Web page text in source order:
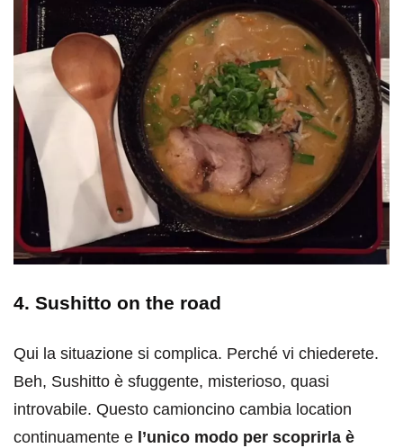
4. Sushitto on the road
Qui la situazione si complica. Perché vi chiederete.
Beh, Sushitto è sfuggente, misterioso, quasi
introvabile. Questo camioncino cambia location
continuamente e l’unico modo per scoprirla è